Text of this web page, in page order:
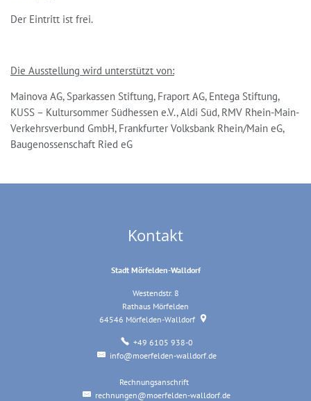
Der Eintritt ist frei.
Die Ausstellung wird unterstützt von:
Mainova AG, Sparkassen Stiftung, Fraport AG, Entega Stiftung,
KUSS – Kultursommer Südhessen e.V., Aldi Süd, RMV Rhein-Main-
Verkehrsverbund GmbH, Frankfurter Volksbank Rhein/Main eG,
Baugenossenschaft Ried eG
Kontakt
Stadt Mörfelden-Walldorf
Westendstr. 8
Rathaus Mörfelden
64546 Mörfelden-Walldorf
+49 6105 938-0
info@moerfelden-walldorf.de
Rechnungsanschrift
rechnungen@moerfelden-walldorf.de